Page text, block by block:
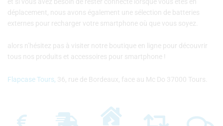
déplacement, nous avons également une sélection de batteries
externes pour recharger votre smartphone où que vous soyez.
alors n’hésitez pas à visiter notre boutique en ligne pour découvrir
tous nos produits et accessoires pour smartphone !
Flapcase Tours, 36, rue de Bordeaux, face au Mc Do 37000 Tours.